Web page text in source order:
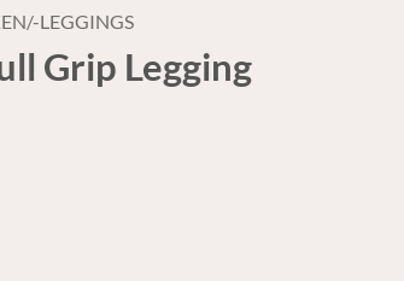
LEGGINGS
Grip Legging